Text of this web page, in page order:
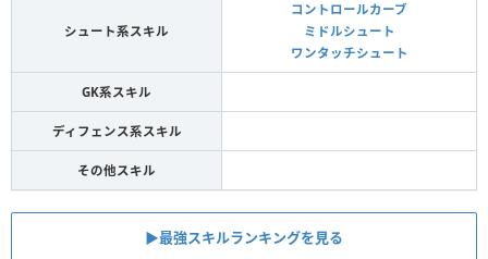
シュート系スキル
コントロールカーブ
ミドルシュート
ワンタッチシュート
GK系スキル
ディフェンス系スキル
その他スキル
▶︎最強スキルランキングを見る